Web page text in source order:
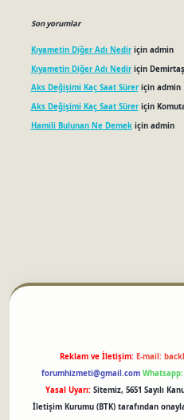
Son yorumlar
Kıyametin Diğer Adı Nediriçin admin
Kıyametin Diğer Adı Nediriçin Demirtaş
Aks Değişimi Kaç Saat Süreriçin admin
Aks Değişimi Kaç Saat Süreriçin
Hamili Bulunan Ne Demekiçin admin
Reklam ve İletişim: E-mail:
forumhizmeti@gmail.com Whatsapp:
Yasal Uyarı: Sitemiz, 5651 Sayılı
İletişim Kurumu (BTK) tarafından